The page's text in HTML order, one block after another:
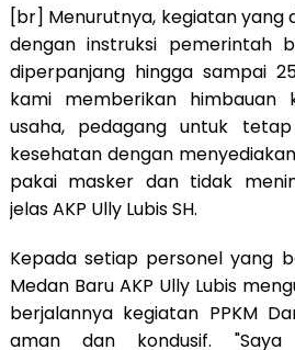
[br] Menurutnya, kegiatan yang
dengan instruksi pemerintah
diperpanjang hingga sampai
kami memberikan himbauan
usaha, pedagang untuk
kesehatan dengan
pakai masker dan tidak
jelas AKP Ully Lubis SH.
Kepada setiap personel yang
Medan Baru AKP Ully Lubis
berjalannya kegiatan PPKM
aman dan kondusif. "Saya